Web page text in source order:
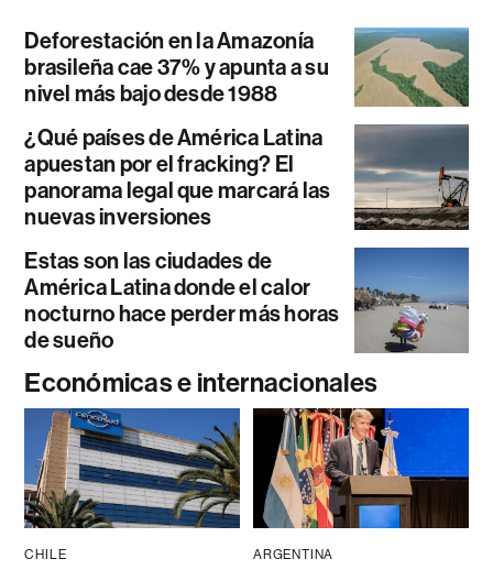
Deforestación en la Amazonía
brasileña cae 37% y apunta a su
nivel más bajo desde 1988
¿Qué países de América Latina
apuestan por el fracking? El
panorama legal que marcará las
nuevas inversiones
Estas son las ciudades de
América Latina donde el calor
nocturno hace perder más horas
de sueño
Económicas e internacionales
CHILE ARGENTINA